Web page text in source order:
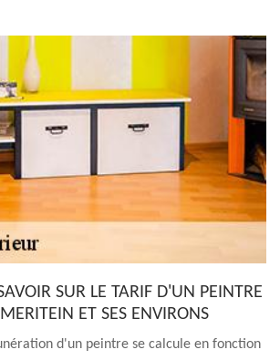
SUR LE TARIF D'UN PEINTRE
ET SES ENVIRONS
d'un peintre se calcule en fonction